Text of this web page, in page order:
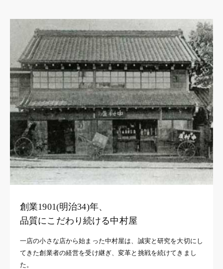
創業1901(明治34)年、
品質にこだわり続ける中村屋
一店の小さな店から始まった中村屋は、誠実と研究を大切にし
てきた創業者の経営を受け継ぎ、変革と挑戦を続けてきまし
た。